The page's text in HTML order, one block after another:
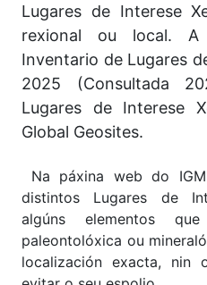
Lugares de Interese
rexional ou local.
Inventario de Lugares
2025 (Consultada
Lugares de Interese
Global Geosites.
Na páxina web do
distintos Lugares de
algúns elementos
paleontolóxica ou
localización exacta,